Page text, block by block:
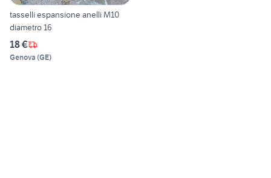
tasselli espansione anelli M10
diametro 16
18 €
Genova (GE)